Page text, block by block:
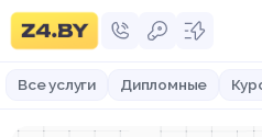
Все услуги Дипломные